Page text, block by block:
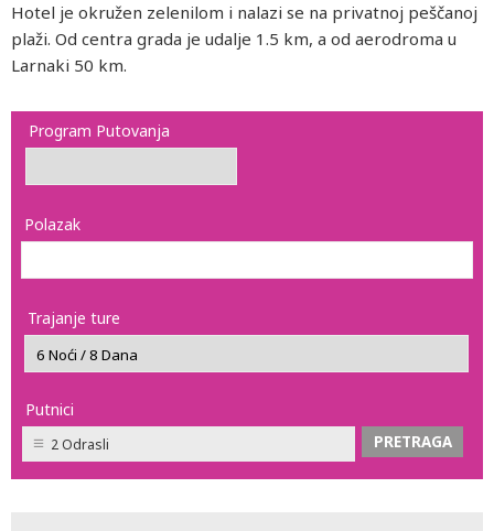
Hotel je okružen zelenilom i nalazi se na privatnoj peščanoj
plaži. Od centra grada je udalje 1.5 km, a od aerodroma u
Larnaki 50 km.
Program Putovanja
Polazak
Trajanje ture
Putnici
2 Odrasli